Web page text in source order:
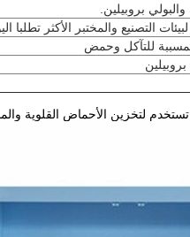
بروبيلين.
التصنيع والمختبر الأكثر تطلبا
للتآكل وحمض